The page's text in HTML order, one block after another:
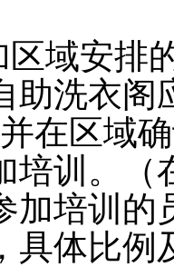
安排的
助洗衣阁
在区域
培训。
加培训的
具体比例